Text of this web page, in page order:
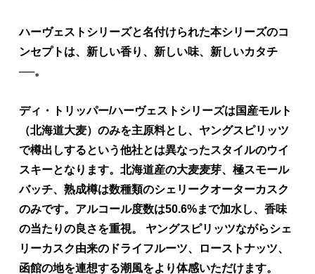
ハーヴェストシリーズと名付けられた本シリーズのコ
ンセプトは、新しい香り、新しい味、新しいカタチ
──。
ディ・トリッパー/ハーヴェストシリーズは国産モルト
（北海道大麦）のみを主原料とし、ヤングスピリッツ
で樽出しするという他社とは異なったスタイルのウイ
スキーとなります。北海道産の大麦麦芽、極スモール
バッチ、熟成樽は数種類のシェリークオーターカスク
のみです。アルコール度数は50.6%まで加水し、香味
の当たりの良さを重視。 ヤングスピリッツながらシェ
リーカスク由来のドライフルーツ、ローストナッツ、
函館の地を連想する潮風をより体感いただけます。